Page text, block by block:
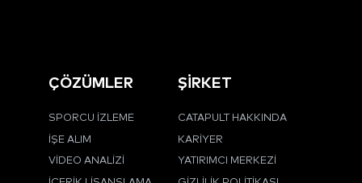
ÇÖZÜMLER
SPORCU İZLEME
İŞE ALIM
VIDEO ANALIZI
ŞİRKET
CATAPULT HAKKINDA
KARIYER
YATIRIMCI MERKEZI